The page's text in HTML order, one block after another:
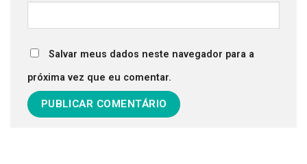
Salvar meus dados neste navegador para a
próxima vez que eu comentar.